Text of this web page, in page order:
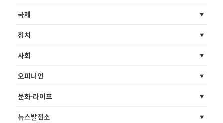
국제
정치
사회
오피니언
문화·라이프
뉴스발전소